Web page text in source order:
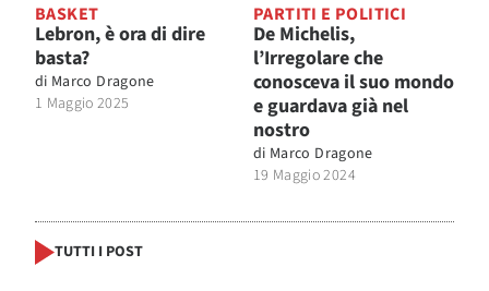
BASKET
Lebron, è ora di dire
basta?
di Marco Dragone
1 Maggio 2025
PARTITI E POLITICI
De Michelis,
l’Irregolare che
conosceva il suo mondo
e guardava già nel
nostro
di Marco Dragone
19 Maggio 2024
TUTTI I POST